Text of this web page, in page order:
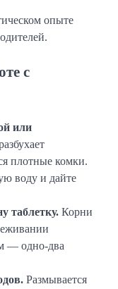
опыте
с
или
плотные комки.
воду и дайте
таблетку. Корни
— одно-два
Размывается